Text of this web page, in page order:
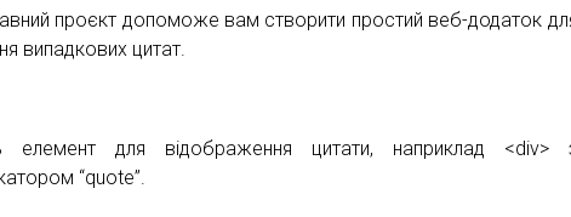
проєкт допоможе вам створити простий веб-додаток
випадкових цитат.
елемент для відображення цитати, наприклад <div>
“quote”.